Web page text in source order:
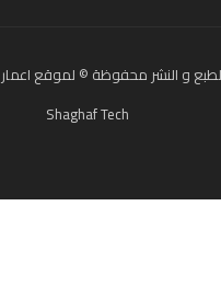
Shaghaf Tech